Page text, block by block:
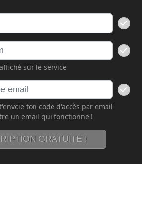
affiché sur le service
ton code d'accès par email
un email qui fonctionne !
GRATUITE !